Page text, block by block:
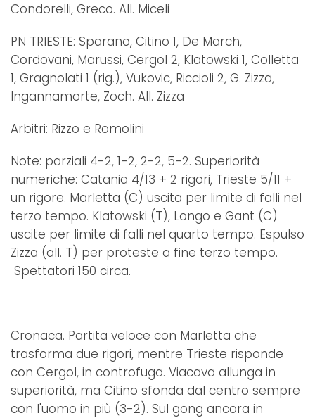
Condorelli, Greco. All. Miceli
PN TRIESTE: Sparano, Citino 1, De March,
Cordovani, Marussi, Cergol 2, Klatowski 1, Colletta
1, Gragnolati 1 (rig.), Vukovic, Riccioli 2, G. Zizza,
Ingannamorte, Zoch. All. Zizza
Arbitri: Rizzo e Romolini
Note: parziali 4-2, 1-2, 2-2, 5-2. Superiorità
numeriche: Catania 4/13 + 2 rigori, Trieste 5/11 +
un rigore. Marletta (C) uscita per limite di falli nel
terzo tempo. Klatowski (T), Longo e Gant (C)
uscite per limite di falli nel quarto tempo. Espulso
Zizza (all. T) per proteste a fine terzo tempo.
Spettatori 150 circa.
Cronaca. Partita veloce con Marletta che
trasforma due rigori, mentre Trieste risponde
con Cergol, in controfuga. Viacava allunga in
superiorità, ma Citino sfonda dal centro sempre
con l'uomo in più (3-2). Sul gong ancora in